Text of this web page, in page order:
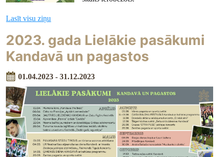
Lasīt visu ziņu
2023. gada Lielākie pasākumi
Kandavā un pagastos
01.04.2023 - 31.12.2023